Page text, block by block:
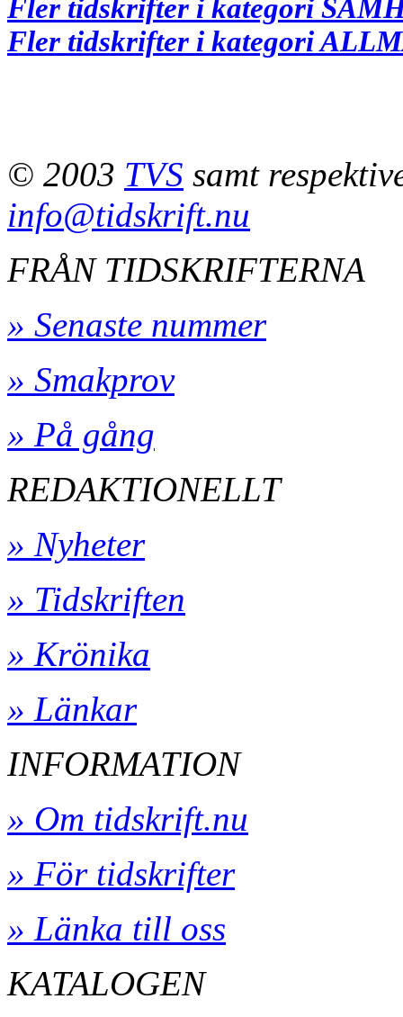
Fler tidskrifter i kategori
Fler tidskrifter i kategori
© 2003 TVS samt
info@tidskrift.nu
FRÅN TIDSKRIFTERNA
» Senaste nummer
» Smakprov
» På gång
REDAKTIONELLT
» Nyheter
» Tidskriften
» Krönika
» Länkar
INFORMATION
» Om tidskrift.nu
» För tidskrifter
» Länka till oss
KATALOGEN